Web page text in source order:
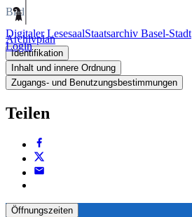
Digitaler LesesaalStaatsarchiv Basel-Stadt
Login
Bild
Archivplan
Identifikation
Inhalt und innere Ordnung
Zugangs- und Benutzungsbestimmungen
Teilen
Öffnungszeiten